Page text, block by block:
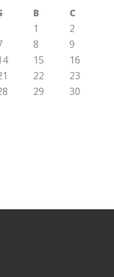
B
C
1
2
8
9
15
16
22
23
29
30